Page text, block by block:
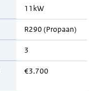
11kW
R290 (Propaan)
3
€3.700